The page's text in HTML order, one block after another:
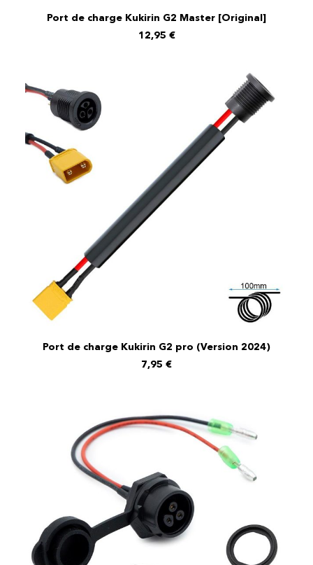
Port de charge Kukirin G2 Master [Original]
12,95 €
Port de charge Kukirin G2 pro (Version 2024)
7,95 €